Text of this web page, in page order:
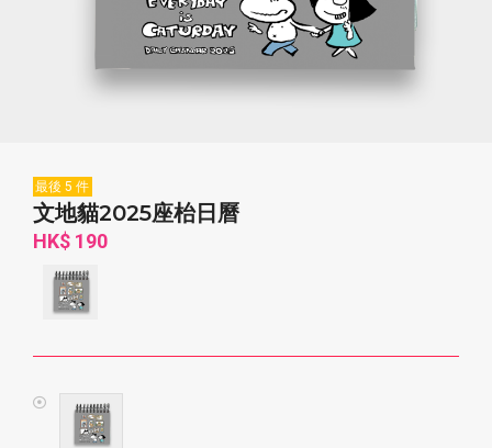
最後 5 件
文地貓2025座枱日曆
HK$ 190